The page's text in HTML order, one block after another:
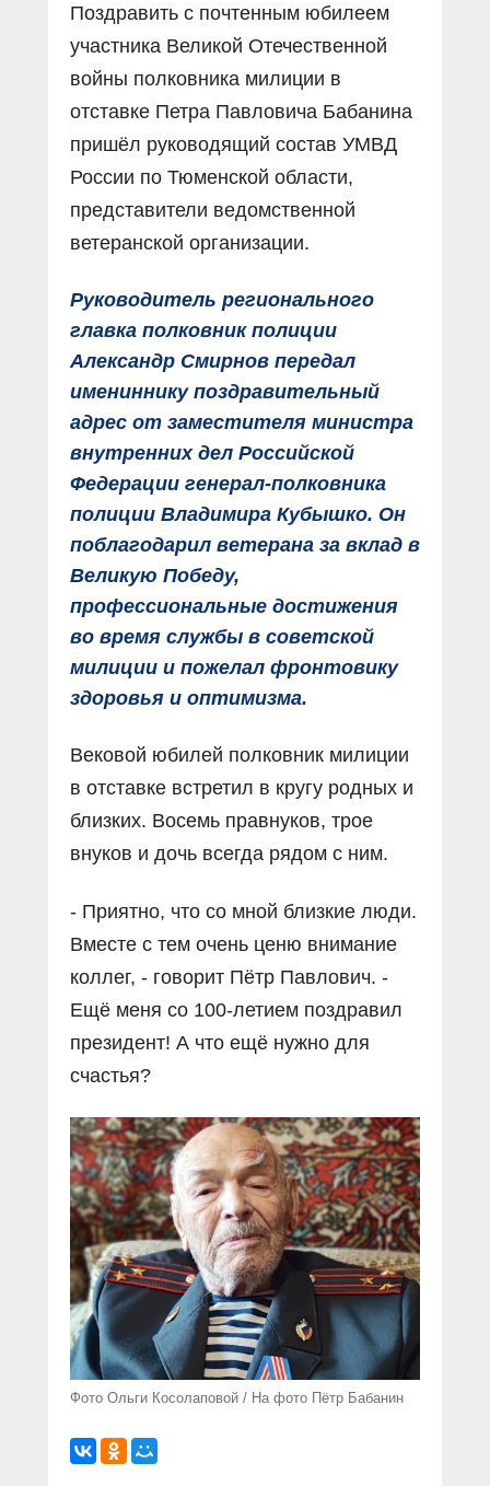
Поздравить с почтенным юбилеем
участника Великой Отечественной
войны полковника милиции в
отставке Петра Павловича Бабанина
пришёл руководящий состав УМВД
России по Тюменской области,
представители ведомственной
ветеранской организации.
Руководитель регионального
главка полковник полиции
Александр Смирнов передал
имениннику поздравительный
адрес от заместителя министра
внутренних дел Российской
Федерации генерал-полковника
полиции Владимира Кубышко. Он
поблагодарил ветерана за вклад в
Великую Победу,
профессиональные достижения
во время службы в советской
милиции и пожелал фронтовику
здоровья и оптимизма.
Вековой юбилей полковник милиции
в отставке встретил в кругу родных и
близких. Восемь правнуков, трое
внуков и дочь всегда рядом с ним.
- Приятно, что со мной близкие люди.
Вместе с тем очень ценю внимание
коллег, - говорит Пётр Павлович. -
Ещё меня со 100-летием поздравил
президент! А что ещё нужно для
счастья?
Фото Ольги Косолаповой / На фото Пётр Бабанин